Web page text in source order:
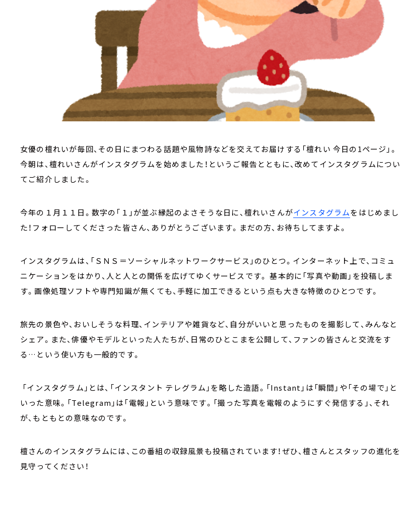
女優の檀れいが毎回、その日にまつわる話題や風物詩などを交えてお届けする「檀れい 今日の1ページ」。
今朝は、檀れいさんがインスタグラムを始めました！というご報告とともに、改めてインスタグラムについ
てご紹介しました。
今年の１月１１日。数字の「１」が並ぶ縁起のよさそうな日に、檀れいさんがインスタグラムをはじめまし
た！フォローしてくださった皆さん、ありがとうございます。まだの方、お待ちしてますよ。
インスタグラムは、「ＳＮＳ＝ソーシャルネットワークサービス」のひとつ。インターネット上で、コミュ
ニケーションをはかり、人と人との関係を広げてゆくサービスです。 基本的に「写真や動画」を投稿しま
す。画像処理ソフトや専門知識が無くても、手軽に加工できるという点も大きな特徴のひとつです。
旅先の景色や、おいしそうな料理、インテリアや雑貨など、自分がいいと思ったものを撮影して、みんなと
シェア。また、俳優やモデルといった人たちが、日常のひとこまを公開して、ファンの皆さんと交流をす
る…という使い方も一般的です。
「インスタグラム」とは、「インスタント テレグラム」を略した造語。「Instant」は「瞬間」や「その場で」と
いった意味。「Telegram」は「電報」という意味です。「撮った写真を電報のようにすぐ発信する」、それ
が、もともとの意味なのです。
檀さんのインスタグラムには、この番組の収録風景も投稿されています！ぜひ、檀さんとスタッフの進化を
見守ってください！